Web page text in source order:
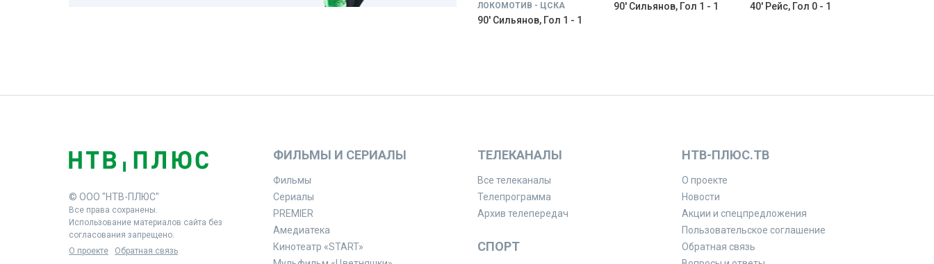
ЛОКОМОТИВ - ЦСКА
90' Сильянов, Гол 1 - 1
90' Сильянов, Гол 1 - 1 40' Рейс, Гол 0 - 1
© ООО "НТВ-ПЛЮС"
Все права сохранены.
Использование материалов сайта без
согласования запрещено.
О проекте
Обратная связь
ФИЛЬМЫ И СЕРИАЛЫ
Фильмы
Сериалы
PREMIER
Амедиатека
Кинотеатр «START»
ТЕЛЕКАНАЛЫ
Все телеканалы
Телепрограмма
Архив телепередач
СПОРТ
НТВ-ПЛЮС.ТВ
О проекте
Новости
Акции и спецпредложения
Пользовательское соглашение
Обратная связь